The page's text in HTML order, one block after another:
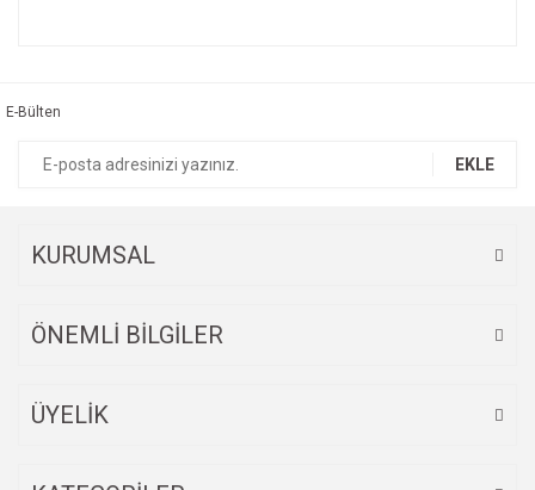
Ürün fiyatı diğer sitelerden daha pahalı.
E-Bülten
EKLE
KURUMSAL
ÖNEMLİ BİLGİLER
ÜYELİK